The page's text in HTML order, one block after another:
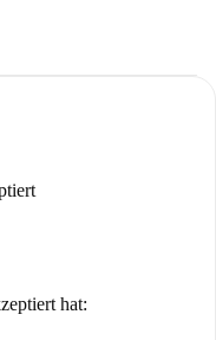
Aufpreis eine
gesamten Gelände, 24-
stehen zur
für kleine Veranstaltungen
hat: